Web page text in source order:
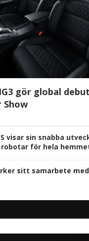
gör global
visar sin snabba
för hela hemmet
sitt samarbete